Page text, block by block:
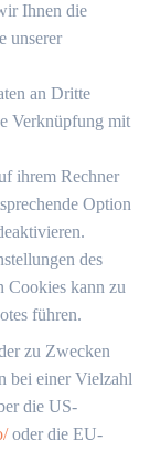
Ihnen die
unserer
an Dritte
Verknüpfung mit
ihrem Rechner
Option
des
Cookies kann zu
führen.
zu Zwecken
bei einer Vielzahl
die US-
oder die EU-